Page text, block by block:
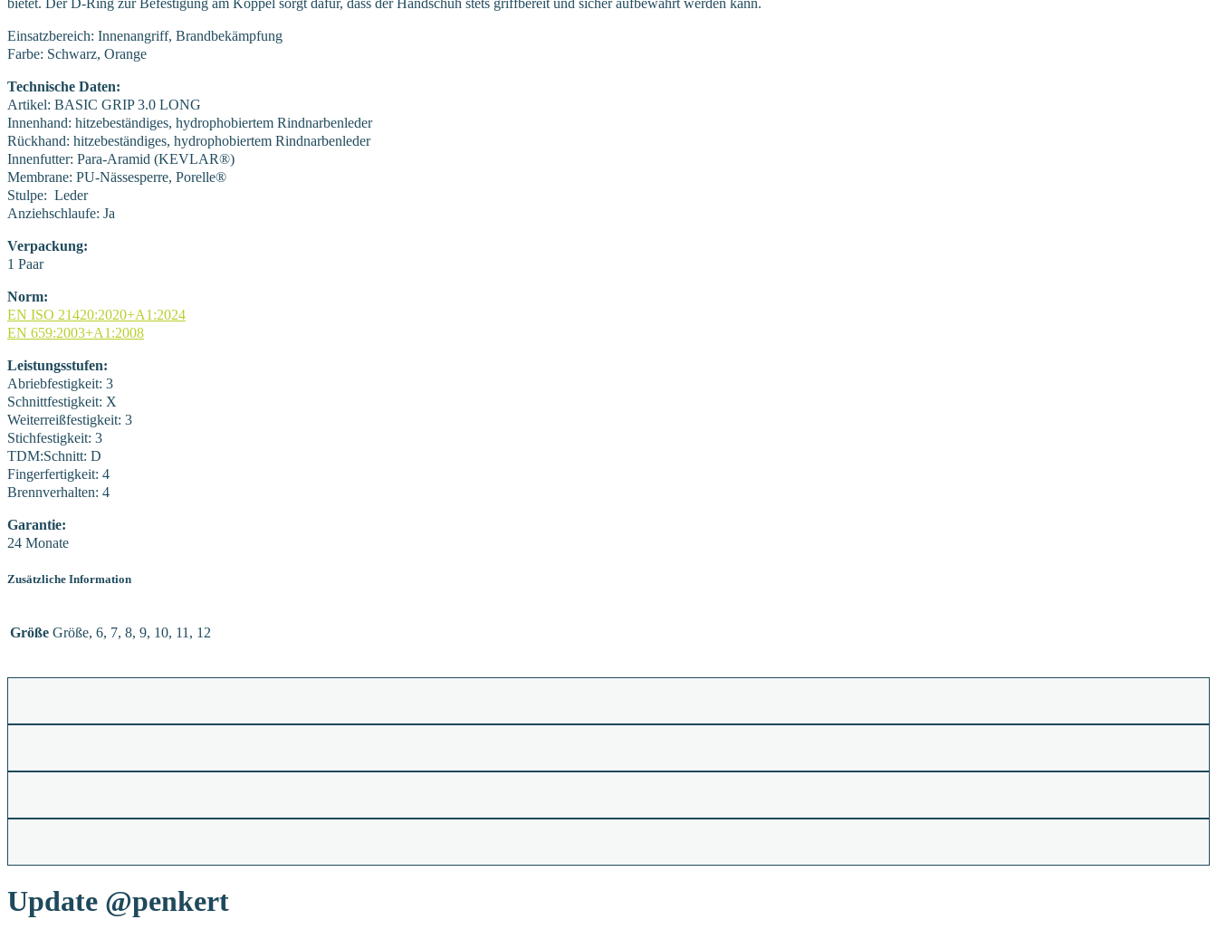
Einsatzbereich: Innenangriff, Brandbekämpfung
Farbe: Schwarz, Orange
Technische Daten:
Artikel: BASIC GRIP 3.0 LONG
Innenhand: hitzebeständiges, hydrophobiertem Rindnarbenleder
Rückhand: hitzebeständiges, hydrophobiertem Rindnarbenleder
Innenfutter: Para-Aramid (KEVLAR®)
Membrane: PU-Nässesperre, Porelle®
Stulpe: Leder
Anziehschlaufe: Ja
Verpackung:
1 Paar
Norm:
EN ISO 21420:2020+A1:2024
EN 659:2003+A1:2008
Leistungsstufen:
Abriebfestigkeit: 3
Schnittfestigkeit: X
Weiterreißfestigkeit: 3
Stichfestigkeit: 3
TDM:Schnitt: D
Fingerfertigkeit: 4
Brennverhalten: 4
Garantie:
24 Monate
Zusätzliche Information
Größe Größe, 6, 7, 8, 9, 10, 11, 12
Update @penkert